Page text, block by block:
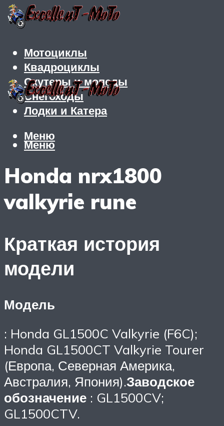
Мотоциклы
Квадроциклы
Скутеры и мопеды
Снегоходы
Лодки и Катера
Меню
Меню
Honda nrx1800
valkyrie rune
Краткая история
модели
Модель
: Honda GL1500C Valkyrie (F6C);
Honda GL1500CT Valkyrie Tourer
(Европа, Северная Америка,
Австралия, Япония).Заводское
обозначение : GL1500CV;
GL1500CTV.